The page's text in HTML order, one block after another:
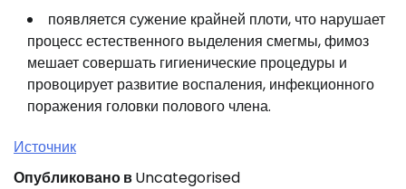
появляется сужение крайней плоти, что нарушает
процесс естественного выделения смегмы, фимоз
мешает совершать гигиенические процедуры и
провоцирует развитие воспаления, инфекционного
поражения головки полового члена.
Источник
Опубликовано вUncategorised